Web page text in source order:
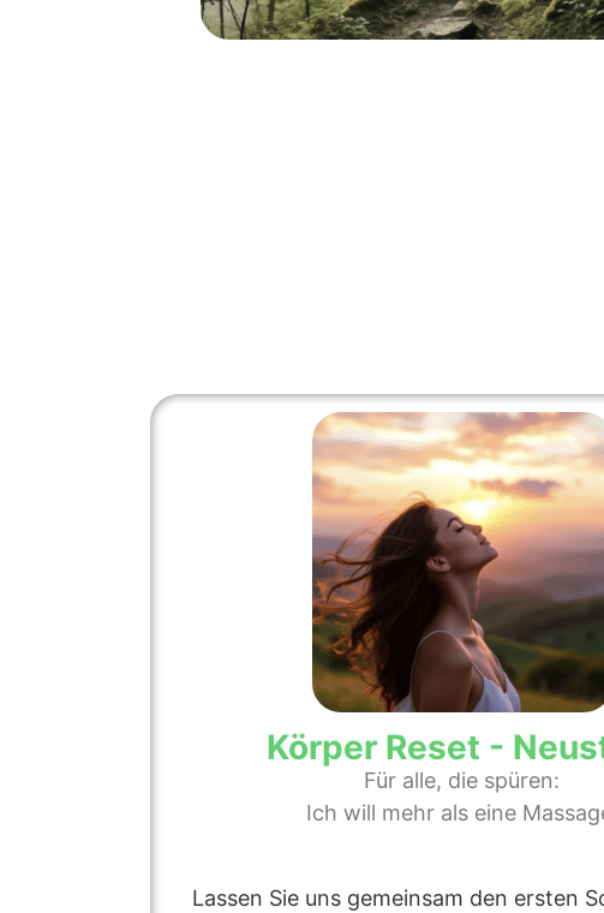
Körper Reset -
Für alle, die spüren:
Ich will mehr als eine
Lassen Sie uns gemeinsam den ersten